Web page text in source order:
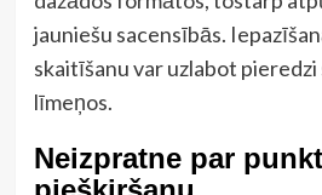
jauniešu sacensībās.
skaitīšanu var uzlabot
līmeņos.
Neizpratne par